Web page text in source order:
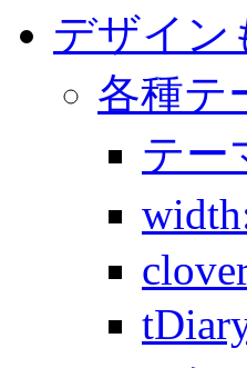
デザイン
各種テ
テー